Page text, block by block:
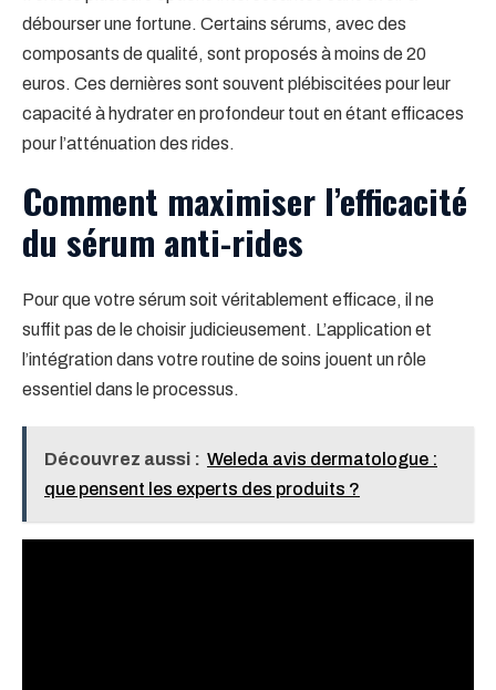
débourser une fortune. Certains sérums, avec des
composants de qualité, sont proposés à moins de 20
euros. Ces dernières sont souvent plébiscitées pour leur
capacité à hydrater en profondeur tout en étant efficaces
pour l’atténuation des rides.
Comment maximiser l’efficacité
du sérum anti-rides
Pour que votre sérum soit véritablement efficace, il ne
suffit pas de le choisir judicieusement. L’application et
l’intégration dans votre routine de soins jouent un rôle
essentiel dans le processus.
Découvrez aussi : Weleda avis dermatologue :
que pensent les experts des produits ?